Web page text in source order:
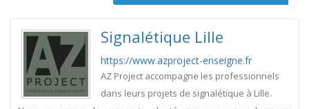
Signalétique Lille
https://www.azproject-enseigne.fr
AZ Project accompagne les professionnels
dans leurs projets de signalétique à Lille.